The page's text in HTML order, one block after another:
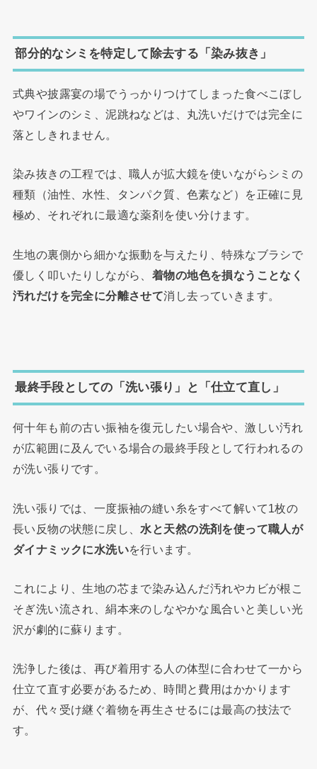
部分的なシミを特定して除去する「染み抜き」
式典や披露宴の場でうっかりつけてしまった食べこぼし
やワインのシミ、泥跳ねなどは、丸洗いだけでは完全に
落としきれません。
染み抜きの工程では、職人が拡大鏡を使いながらシミの
種類（油性、水性、タンパク質、色素など）を正確に見
極め、それぞれに最適な薬剤を使い分けます。
生地の裏側から細かな振動を与えたり、特殊なブラシで
優しく叩いたりしながら、 着物の地色を損なうことなく
汚れだけを完全に分離させて消し去っていきます。
最終手段としての「洗い張り」と「仕立て直し」
何十年も前の古い振袖を復元したい場合や、激しい汚れ
が広範囲に及んでいる場合の最終手段として行われるの
が洗い張りです。
洗い張りでは、一度振袖の縫い糸をすべて解いて1枚の
長い反物の状態に戻し、 水と天然の洗剤を使って職人が
ダイナミックに水洗いを行います。
これにより、生地の芯まで染み込んだ汚れやカビが根こ
そぎ洗い流され、絹本来のしなやかな風合いと美しい光
沢が劇的に蘇ります。
洗浄した後は、再び着用する人の体型に合わせて一から
仕立て直す必要があるため、時間と費用はかかります
が、代々受け継ぐ着物を再生させるには最高の技法で
す。